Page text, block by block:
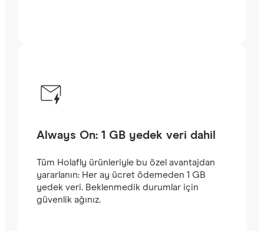
Always On: 1 GB yedek veri dahil
Tüm Holafly ürünleriyle bu özel avantajdan
yararlanın: Her ay ücret ödemeden 1 GB
yedek veri. Beklenmedik durumlar için
güvenlik ağınız.